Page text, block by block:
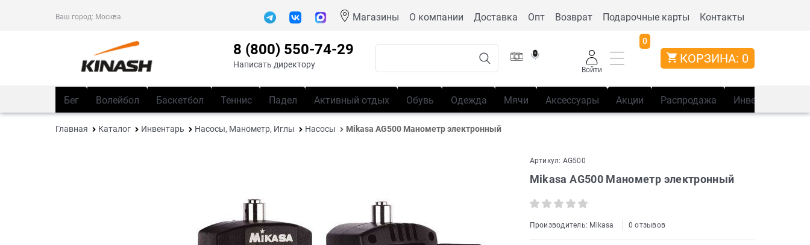
Ваш город: Москва Магазины О компании Доставка Опт Возврат Подарочные карты Контакты
8 (800) 550-74-29
Написать директору
Войти
0
КОРЗИНА: 0
Бег Волейбол Баскетбол Теннис Падел Активный отдых Обувь Одежда Мячи Аксессуары Акции Распродажа Инвентарь
Главная Каталог Инвентарь Насосы, Манометр, Иглы Насосы Mikasa AG500 Манометр электронный
Артикул: AG500
Mikasa AG500 Манометр электронный
Производитель: Mikasa 0 отзывов